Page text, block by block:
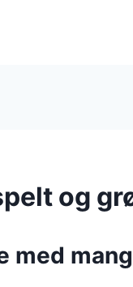
og
med